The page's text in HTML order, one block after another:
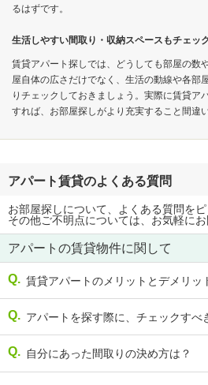
るはずです。
生活しやすい間取り・収納スペースもチェッ
賃貸アパート探しでは、どうしても部屋の数
屋自体の広さだけでなく、生活の動線や各部
りチェックしておきましょう。実際に賃貸ア
すれば、お部屋探しがより充実すること間違
アパート賃貸のよくある質問
お部屋探しについて、よくある質問をピ
その他ご不明点については、お気軽にお
アパートの賃貸物件に関して
賃貸アパートのメリットとデメリッ
アパートを探す際に、チェックすべ
自分にあった間取りの決め方は？